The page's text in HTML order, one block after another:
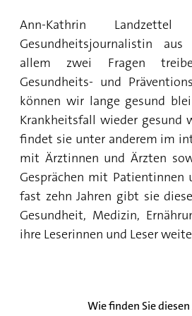
Vorsicht geboten
Noroviren: Achtung
Listerien: Infektion kann
Hirnhautentzündung auslösen
Escherichia coli: Achtung bei
Salmonellen abtöten: 4
Salmonelleninfektionen zu
Sind Salmonellen
Bakterien
Lebensmittelinfektion und
Lebensmittelvergiftung: der
Lebensmittel übrig? 5 clevere
Lebensmittel-Spende
Reste verwerten: Die besten
gebliebenes Essen
Expertenrat: Nicht
Gemüseabfälle können Sie
Lebensmittel haltbar
Einkochen, Einfrieren - so
Ann-Kathrin
Gesundheitsjournalistin
allem zwei Fragen
Gesundheits- und
können wir lange gesund
Krankheitsfall wieder gesund
findet sie unter anderem im
mit Ärztinnen und Ärzten
Gesprächen mit Patientinnen
fast zehn Jahren gibt sie
Gesundheit, Medizin,
ihre Leserinnen und Leser
Wie finden Sie